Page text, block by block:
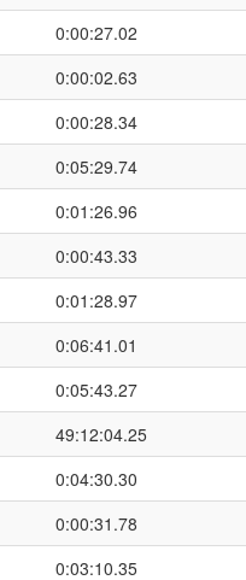
0:00:27.02
0:00:02.63
0:00:28.34
0:05:29.74
0:01:26.96
0:00:43.33
0:01:28.97
0:06:41.01
0:05:43.27
49:12:04.25
0:04:30.30
0:00:31.78
0:03:10.35